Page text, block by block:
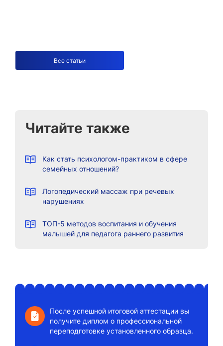
Все статьи
Читайте также
Как стать психологом-практиком в сфере
семейных отношений?
Логопедический массаж при речевых
нарушениях
ТОП-5 методов воспитания и обучения
малышей для педагога раннего развития
После успешной итоговой аттестации вы
получите диплом о профессиональной
переподготовке установленного образца.